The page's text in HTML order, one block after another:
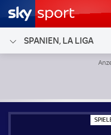
SPANIEN, LA LIGA